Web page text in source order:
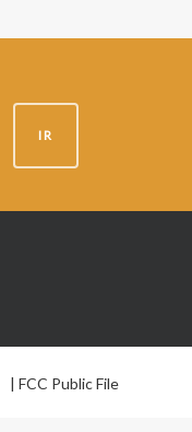
IR
| FCC Public File